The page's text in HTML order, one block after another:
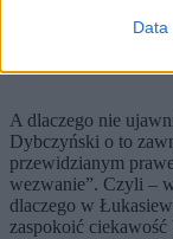
Data
A dlaczego nie
Dybczyński o to
przewidzianym
wezwanie”. Czyli –
dlaczego w
zaspokoić ciekawość